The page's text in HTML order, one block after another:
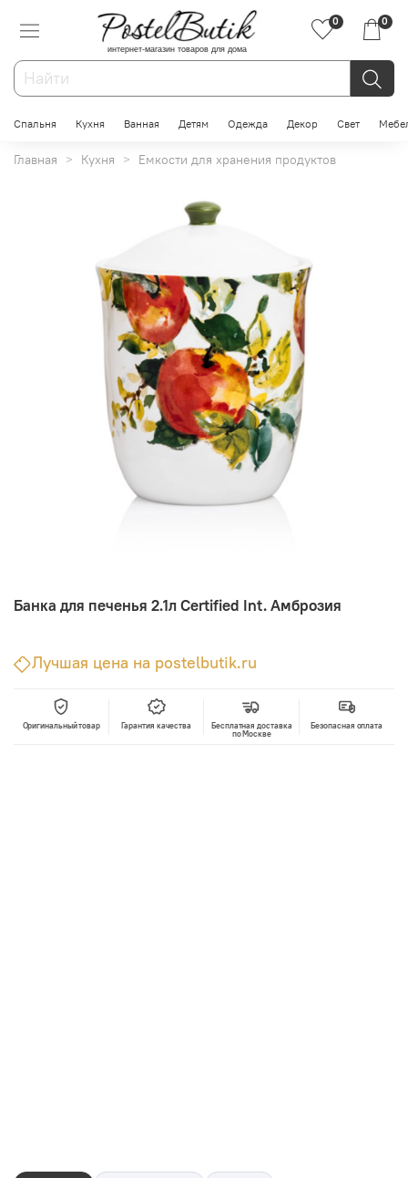
интернет-магазин товаров для дома
0 0
Спальня Кухня Ванная Детям Одежда Декор Свет
Главная Кухня Емкости для хранения продуктов
Банка для печенья 2.1л Certified Int. Амброзия
Лучшая цена на postelbutik.ru
Оригинальный товар Гарантия качества
Бесплатная доставка
по Москве
Безопасная оплата